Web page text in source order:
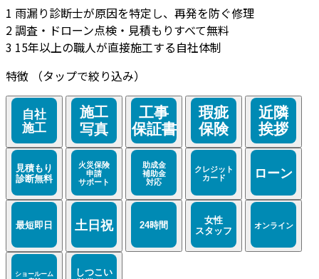
1 雨漏り診断士が原因を特定し、再発を防ぐ修理
2調査・ドローン点検・見積もりすべて無料
3 15年以上の職人が直接施工する自社体制
特徴
（タップで絞り込み）